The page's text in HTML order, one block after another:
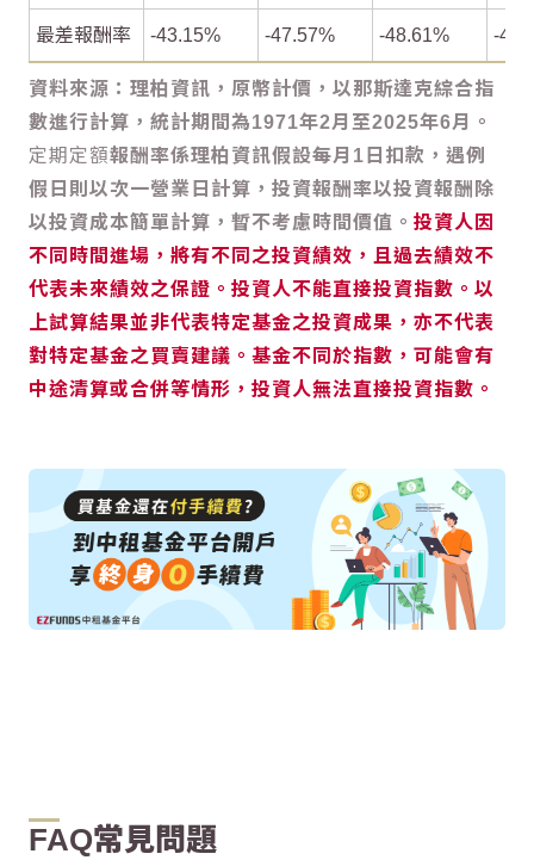
最差報酬率 -43.15% -47.57% -48.61% -
資料來源：理柏資訊，原幣計價，以那斯達克綜合指
數進行計算，統計期間為1971年2月至2025年6月。
定期定額報酬率係理柏資訊假設每月1日扣款，遇例
假日則以次一營業日計算，投資報酬率以投資報酬除
以投資成本簡單計算，暫不考慮時間價值。 投資人因
不同時間進場，將有不同之投資績效，且過去績效不
代表未來績效之保證。投資人不能直接投資指數。以
上試算結果並非代表特定基金之投資成果，亦不代表
對特定基金之買賣建議。基金不同於指數，可能會有
中途清算或合併等情形，投資人無法直接投資指數。
FAQ常見問題